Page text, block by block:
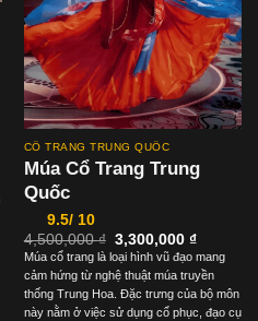
₫.
CỔ TRANG TRUNG QUỐC
Múa Cổ Trang Trung
Quốc
9.5/ 10
4,500,000₫ Giá
gốc
là:
4,500,000 ₫.
3,300,000 ₫Giá
hiện
tại
là:
Múa cổ trang là loại hình vũ đạo mang
cảm hứng từ nghệ thuật múa truyền
thống Trung Hoa. Đặc trưng của bộ môn
này nằm ở việc sử dụng cổ phục, đạo cụ